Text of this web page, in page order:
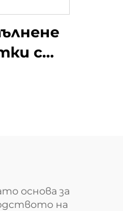
с
основа за
на